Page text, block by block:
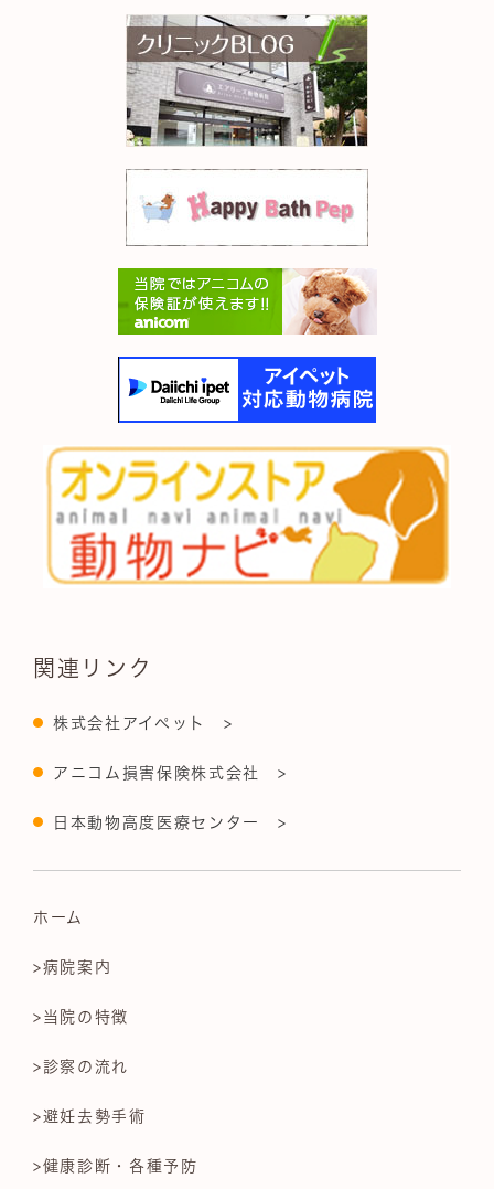
関連リンク
株式会社アイペット >
アニコム損害保険株式会社 >
日本動物高度医療センター >
ホーム
>病院案内
>当院の特徴
>診察の流れ
>避妊去勢手術
>健康診断・各種予防